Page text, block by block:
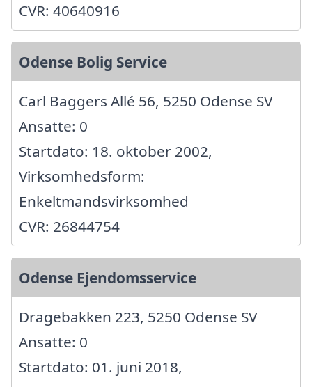
CVR: 40640916
Odense Bolig Service
Carl Baggers Allé 56, 5250 Odense SV
Ansatte: 0
Startdato: 18. oktober 2002,
Virksomhedsform:
Enkeltmandsvirksomhed
CVR: 26844754
Odense Ejendomsservice
Dragebakken 223, 5250 Odense SV
Ansatte: 0
Startdato: 01. juni 2018,